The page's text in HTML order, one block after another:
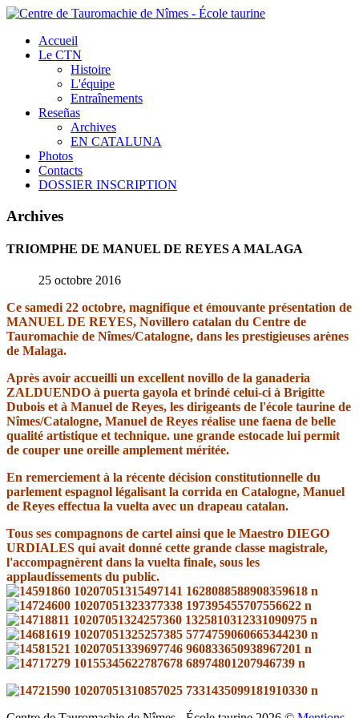
Accueil
Le CTN
Histoire
L'équipe
Entraînements
Reseñas
Archives
EN CATALUNA
Photos
Contacts
DOSSIER INSCRIPTION
Archives
TRIOMPHE DE MANUEL DE REYES A MALAGA
25 octobre 2016
Ce samedi 22 octobre, magnifique et émouvante présentation de
MANUEL DE REYES, Novillero catalan du Centre de
Tauromachie de Nîmes/Catalogne, dans les prestigieuses arènes
de Malaga.
Après avoir accueilli un excellent novillo de la ganaderia
ZALDUENDO à puerta gayola et brindé celui-ci à Brigitte
Dubois et à Manuel de Reyes, les dirigeants de l'école taurine de
Nîmes/Catalogne, Manuel de Reyes réalise une faena de belle
qualité artistique et technique. une grande estocade lui permit
de couper une oreille amplement méritée.
En remerciement à la récente décision constitutionnelle du
parlement espagnol légalisant la corrida en Catalogne, Manuel
de Reyes effectua la vuelta avec un drapeau catalan.
Tous ses compagnons de cartel ainsi que le Maestro DIEGO
URDIALES qui avait donné cette grande classe magistrale,
l'accompagnèrent dans la vuelta finale, sous les
applaudissements du public.